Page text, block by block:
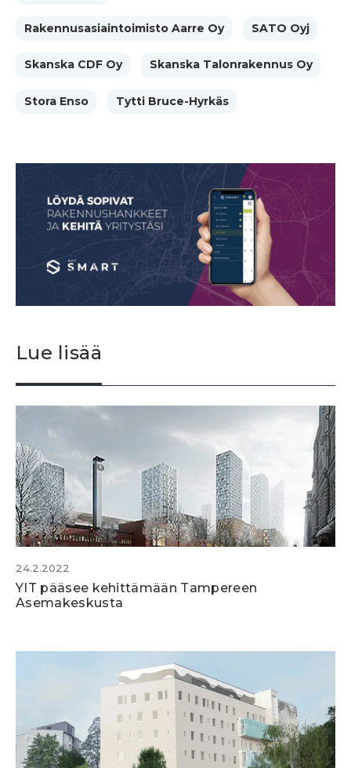
Rakennusasiaintoimisto Aarre Oy SATO Oyj
Skanska CDF Oy Skanska Talonrakennus Oy
Stora Enso Tytti Bruce-Hyrkäs
Lue lisää
24.2.2022
YIT pääsee kehittämään Tampereen
Asemakeskusta